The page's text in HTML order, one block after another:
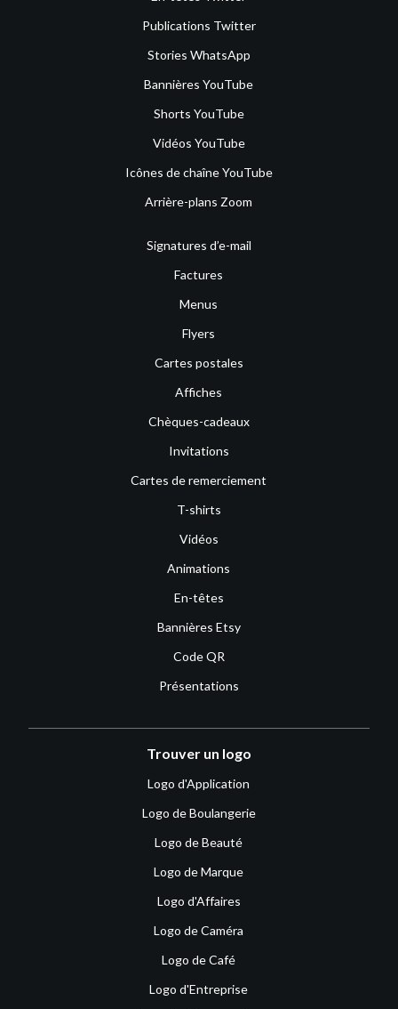
Publications Twitter
Stories WhatsApp
Bannières YouTube
Shorts YouTube
Vidéos YouTube
Icônes de chaîne YouTube
Arrière-plans Zoom
Signatures d’e-mail
Factures
Menus
Flyers
Cartes postales
Affiches
Chèques-cadeaux
Invitations
Cartes de remerciement
T-shirts
Vidéos
Animations
En-têtes
Bannières Etsy
Code QR
Présentations
Trouver un logo
Logo d'Application
Logo de Boulangerie
Logo de Beauté
Logo de Marque
Logo d'Affaires
Logo de Caméra
Logo de Café
Logo d'Entreprise